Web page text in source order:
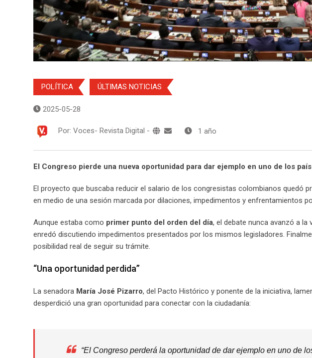
POLÍTICA ÚLTIMAS NOTICIAS
2025-05-28
Por: Voces- Revista Digital - 1 año
El Congreso pierde una nueva oportunidad para dar ejemplo en uno de los
El proyecto que buscaba reducir el salario de los congresistas colombianos quedó
en medio de una sesión marcada por dilaciones, impedimentos y enfrentamientos
Aunque estaba como primer punto del orden del día, el debate nunca avanzó a
enredó discutiendo impedimentos presentados por los mismos legisladores.
posibilidad real de seguir su trámite.
“Una oportunidad perdida”
La senadora María José Pizarro, del Pacto Histórico y ponente de la iniciativa,
desperdició una gran oportunidad para conectar con la ciudadanía:
“El Congreso perderá la oportunidad de dar ejemplo en uno de